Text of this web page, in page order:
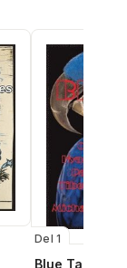
Del 1
Blue Tara